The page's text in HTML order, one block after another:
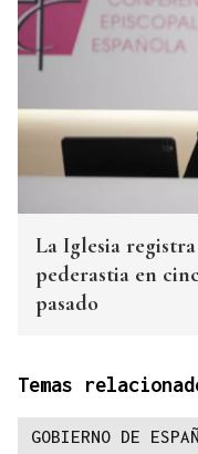
La Iglesia registra
pederastia en
pasado
Temas
GOBIERNO DE